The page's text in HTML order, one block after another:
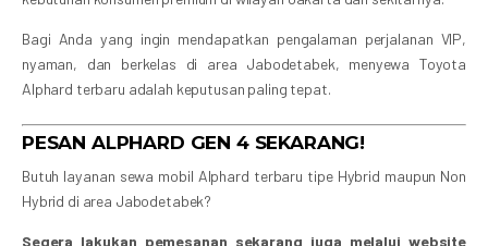
Bagi Anda yang ingin mendapatkan pengalaman perjalanan VIP,
nyaman, dan berkelas di area Jabodetabek, menyewa Toyota
Alphard terbaru adalah keputusan paling tepat.
PESAN ALPHARD GEN 4 SEKARANG!
Butuh layanan sewa mobil Alphard terbaru tipe Hybrid maupun Non
Hybrid di area Jabodetabek?
Segera lakukan pemesanan sekarang juga melalui website